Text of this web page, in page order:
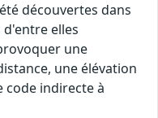
découvertes dans
elles
une
une élévation
code indirecte à